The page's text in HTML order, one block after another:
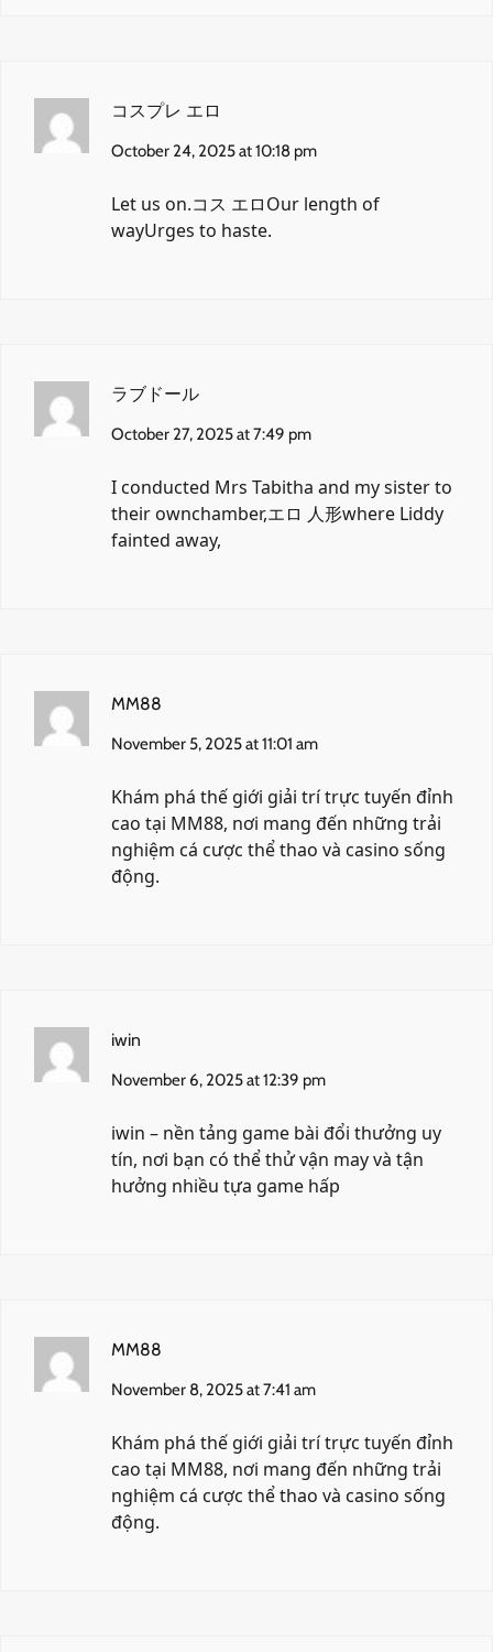
コスプレ エロ
October 24, 2025 at 10:18 pm
Let us on.コス エロOur length of
wayUrges to haste.
ラブドール
October 27, 2025 at 7:49 pm
I conducted Mrs Tabitha and my sister to
their ownchamber,エロ 人形where Liddy
fainted away,
MM88
November 5, 2025 at 11:01 am
Khám phá thế giới giải trí trực tuyến đỉnh
cao tại MM88, nơi mang đến những trải
nghiệm cá cược thể thao và casino sống
động.
iwin
November 6, 2025 at 12:39 pm
iwin – nền tảng game bài đổi thưởng uy
tín, nơi bạn có thể thử vận may và tận
hưởng nhiều tựa game hấp
MM88
November 8, 2025 at 7:41 am
Khám phá thế giới giải trí trực tuyến đỉnh
cao tại MM88, nơi mang đến những trải
nghiệm cá cược thể thao và casino sống
động.